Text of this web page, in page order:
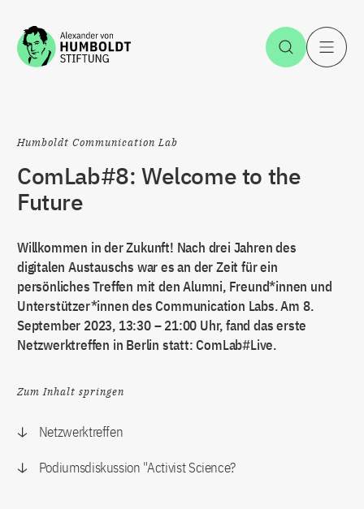
Zum Inhalt springen Suche
Humboldt Communication Lab
ComLab#8: Welcome to the
Future
Willkommen in der Zukunft! Nach drei Jahren des
digitalen Austauschs war es an der Zeit für ein
persönliches Treffen mit den Alumni, Freund*innen und
Unterstützer*innen des Communication Labs. Am 8.
September 2023, 13:30 – 21:00 Uhr, fand das erste
Netzwerktreffen in Berlin statt: ComLab#Live.
Zum Inhalt springen
Netzwerktreffen
Podiumsdiskussion "Activist Science?